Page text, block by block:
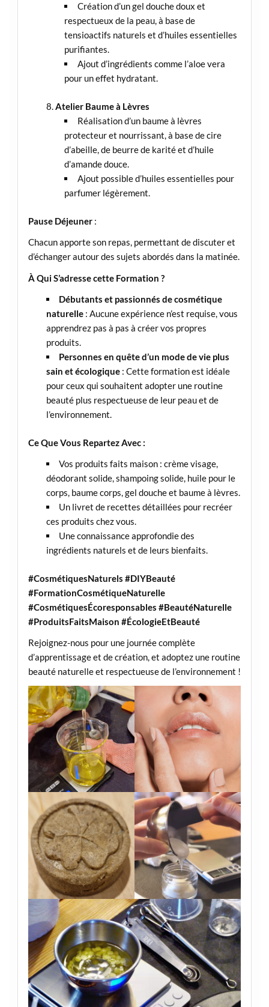
Création d’un gel douche doux et
respectueux de la peau, à base de
tensioactifs naturels et d’huiles essentielles
purifiantes.
Ajout d’ingrédients comme l’aloe vera
pour un effet hydratant.
Atelier Baume à Lèvres
Réalisation d’un baume à lèvres
protecteur et nourrissant, à base de cire
d’abeille, de beurre de karité et d’huile
d’amande douce.
Ajout possible d’huiles essentielles pour
parfumer légèrement.
Pause Déjeuner:
Chacun apporte son repas, permettant de discuter et
d’échanger autour des sujets abordés dans la matinée.
À Qui S’adresse cette Formation ?
Débutants et passionnés de cosmétique
naturelle: Aucune expérience n’est requise, vous
apprendrez pas à pas à créer vos propres
produits.
Personnes en quête d’un mode de vie plus
sain et écologique: Cette formation est idéale
pour ceux qui souhaitent adopter une routine
beauté plus respectueuse de leur peau et de
l’environnement.
Ce Que Vous Repartez Avec :
Vos produits faits maison : crème visage,
déodorant solide, shampoing solide, huile pour le
corps, baume corps, gel douche et baume à lèvres.
Un livret de recettes détaillées pour recréer
ces produits chez vous.
Une connaissance approfondie des
ingrédients naturels et de leurs bienfaits.
#CosmétiquesNaturels #DIYBeauté
#FormationCosmétiqueNaturelle
#CosmétiquesÉcoresponsables #BeautéNaturelle
#ProduitsFaitsMaison #ÉcologieEtBeauté
Rejoignez-nous pour une journée complète
d’apprentissage et de création, et adoptez une routine
beauté naturelle et respectueuse de l’environnement !